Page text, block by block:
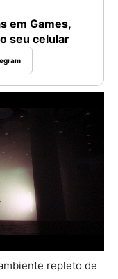
em Games,
seu celular
repleto de